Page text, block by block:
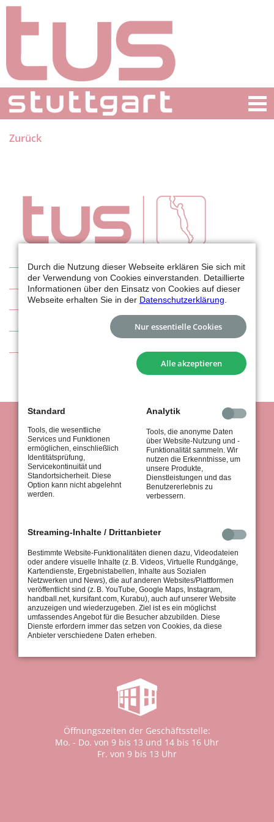
Zurück
Basketball
Abteilung
tus Stuttgart 1867 e.V.
Geschäftsstelle:
Tel.: 0711 / 97 661-0
Fax: 0711 / 97 661-30
Öffnungszeiten der Geschäftsstelle:
Mo. - Do. von 9 bis 13 und 14 bis 16 Uhr
Fr. von 9 bis 13 Uhr
Durch die Nutzung dieser Webseite erklären Sie sich mit
der Verwendung von Cookies einverstanden. Detaillierte
Informationen über den Einsatz von Cookies auf dieser
Webseite erhalten Sie in der Datenschutzerklärung
Nur essentielle Cookies
Alle akzeptieren
Standard
Tools, die wesentliche
Services und Funktionen
ermöglichen, einschließlich
Identitätsprüfung,
Servicekontinuität und
Standortsicherheit. Diese
Option kann nicht abgelehnt
werden.
Analytik
Tools, die anonyme Daten
über Website-Nutzung und -
Funktionalität sammeln. Wir
nutzen die Erkenntnisse, um
unsere Produkte,
Dienstleistungen und das
Benutzererlebnis zu
verbessern.
Streaming-Inhalte / Drittanbieter
Bestimmte Website-Funktionalitäten dienen dazu, Videodateien
oder andere visuelle Inhalte (z. B. Videos, Virtuelle Rundgänge,
Kartendienste, Ergebnistabellen, Inhalte aus Sozialen
Netzwerken und News), die auf anderen Websites/Plattformen
veröffentlicht sind (z. B. YouTube, Google Maps, Instagram,
handball.net, kursifant.com, Kurabu), auch auf unserer Website
anzuzeigen und wiederzugeben. Ziel ist es ein möglichst
umfassendes Angebot für die Besucher abzubilden. Diese
Dienste erfordern immer das setzen von Cookies, da diese
Anbieter verschiedene Daten erheben.